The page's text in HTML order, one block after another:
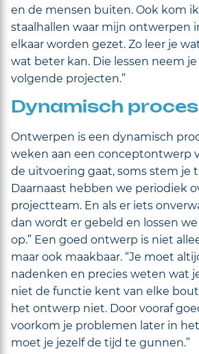
en de mensen buiten. Ook kom
staalhallen waar mijn ontwerpen
elkaar worden gezet. Zo leer je
wat beter kan. Die lessen neem
volgende projecten.”
Dynamisch proces
Ontwerpen is een dynamisch
weken aan een conceptontwerp
de uitvoering gaat, soms stem je
Daarnaast hebben we periodiek
projectteam. En als er iets
dan wordt er gebeld en lossen
op.” Een goed ontwerp is niet
maar ook maakbaar. “Je moet
nadenken en precies weten wat
niet de functie kent van elke
het ontwerp niet. Door vooraf
voorkom je problemen later in
moet je jezelf de tijd te gunnen.”